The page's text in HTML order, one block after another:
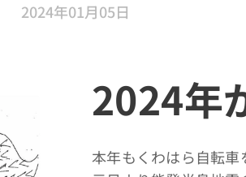
2024年01月05日
2024年
本年もくわはら自転車